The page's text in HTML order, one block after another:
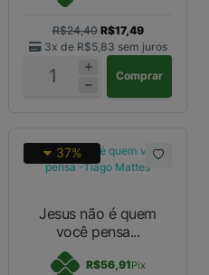
R$24,40 R$17,49
3x de R$5,83 sem juros
Comprar
37%
Jesus não é quem
você pensa...
R$56,91Pix